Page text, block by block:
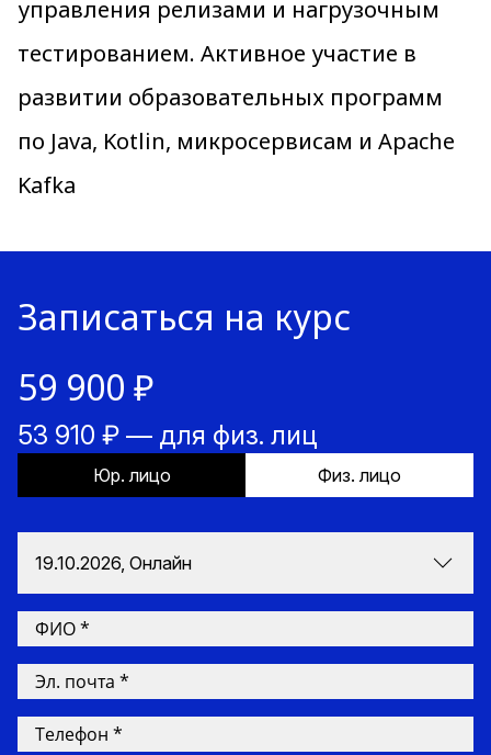
управления релизами и нагрузочным
тестированием. Активное участие в
развитии образовательных программ
по Java, Kotlin, микросервисам и Apache
Kafka
Записаться на курс
59 900 ₽
53 910 ₽ — для физ. лиц
Юр. лицо Физ. лицо
19.10.2026, Онлайн